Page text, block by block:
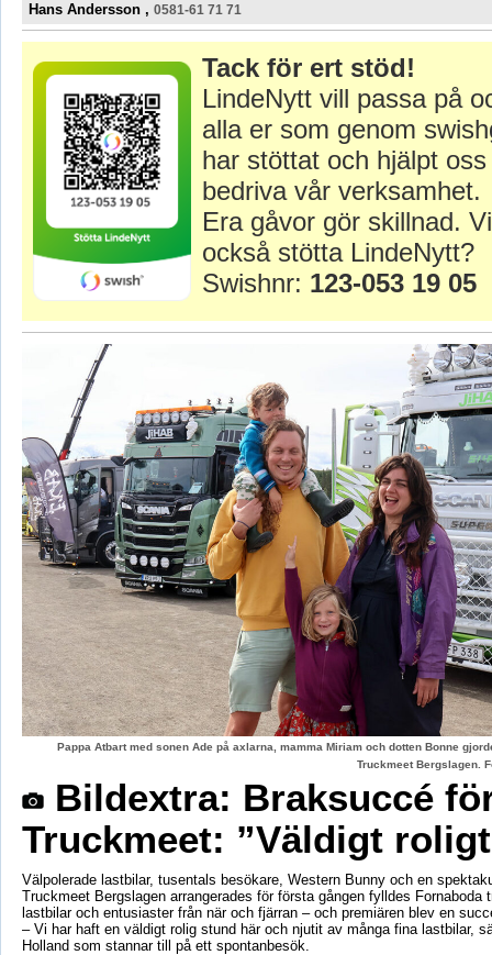
Hans Andersson , 0581-61 71 71
Tack för ert stöd!
LindeNytt vill passa på
alla er som genom
har stöttat och hjälpt
bedriva vår verksamhet.
Era gåvor gör skillnad.
också stötta LindeNytt?
Swishnr: 123-053 19 05
Pappa Atbart med sonen Ade på axlarna, mamma Miriam och dotten Bonne
Truckmeet Bergslagen.
Bildextra: Braksuccé
Truckmeet: ”Väldigt
Välpolerade lastbilar, tusentals besökare, Western Bunny och en
Truckmeet Bergslagen arrangerades för första gången fylldes Fornaboda
lastbilar och entusiaster från när och fjärran – och premiären blev en
– Vi har haft en väldigt rolig stund här och njutit av många fina lastbilar,
Holland som stannar till på ett spontanbesök.